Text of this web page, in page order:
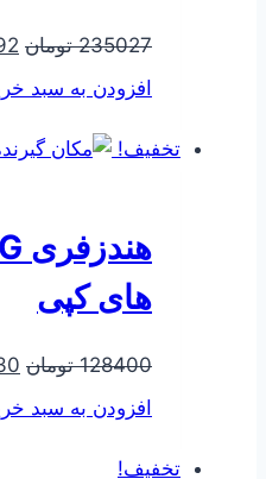
235027 تومان
بود.
افزودن به سبد
تخفیف!
های کپی
128400 تومان
افزودن به سبد
تخفیف!